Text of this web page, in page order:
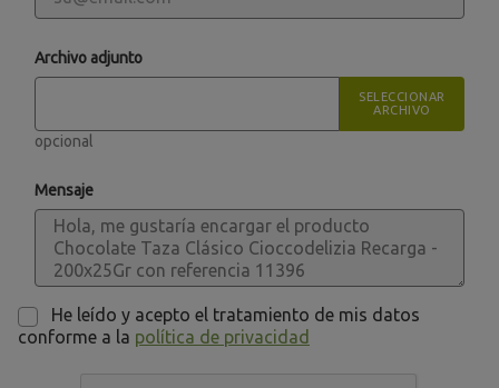
Archivo adjunto
SELECCIONAR
ARCHIVO
opcional
Mensaje
He leído y acepto el tratamiento de mis datos
conforme a la política de privacidad